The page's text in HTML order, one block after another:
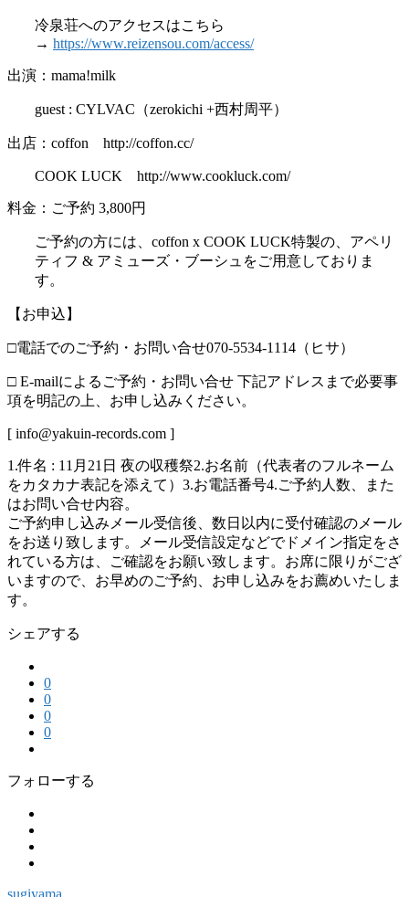
冷泉荘へのアクセスはこちら
→ https://www.reizensou.com/access/
出演：mama!milk
guest : CYLVAC（zerokichi +西村周平）
出店：coffon http://coffon.cc/
COOK LUCK http://www.cookluck.com/
料金：ご予約 3,800円
ご予約の方には、coffon x COOK LUCK特製の、アペリ
ティフ & アミューズ・ブーシュをご用意しておりま
す。
【お申込】
□電話でのご予約・お問い合せ070-5534-1114（ヒサ）
□ E-mailによるご予約・お問い合せ 下記アドレスまで必要事
項を明記の上、お申し込みください。
[ info@yakuin-records.com ]
1.件名 : 11月21日 夜の収穫祭2.お名前（代表者のフルネーム
をカタカナ表記を添えて）3.お電話番号4.ご予約人数、また
はお問い合せ内容。
ご予約申し込みメール受信後、数日以内に受付確認のメール
をお送り致します。メール受信設定などでドメイン指定をさ
れている方は、ご確認をお願い致します。お席に限りがござ
いますので、お早めのご予約、お申し込みをお薦めいたしま
す。
シェアする
0
0
0
0
フォローする
sugiyama